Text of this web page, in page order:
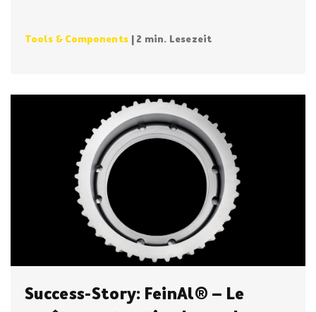
Tools & Components | 2 min. Lesezeit
Success-Story: FeinAl® – Le